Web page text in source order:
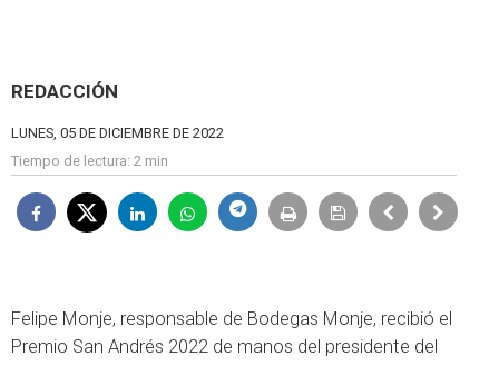
REDACCIÓN
LUNES, 05 DE DICIEMBRE DE 2022
Tiempo de lectura: 2 min
Felipe Monje, responsable de Bodegas Monje, recibió el
Premio San Andrés 2022 de manos del presidente del